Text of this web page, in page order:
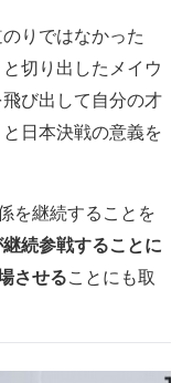
りではなかった
切り出したメイウ
び出して自分の才
日本決戦の意義を
を継続することを
続参戦することに
させることにも取